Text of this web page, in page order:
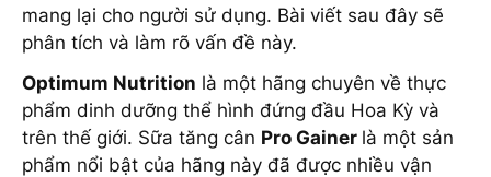
mang lại cho người sử dụng. Bài viết sau đây sẽ
phân tích và làm rõ vấn đề này.
Optimum Nutrition là một hãng chuyên về thực
phẩm dinh dưỡng thể hình đứng đầu Hoa Kỳ và
trên thế giới. Sữa tăng cân Pro Gainer là một sản
phẩm nổi bật của hãng này đã được nhiều vận